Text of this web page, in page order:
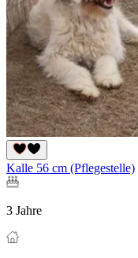
Kalle 56 cm (Pflegestelle)
3 Jahre